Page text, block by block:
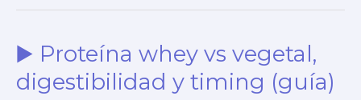
qué
la
ashwagandha?
▶️ Proteína whey vs vegetal,
digestibilidad y timing (guía)